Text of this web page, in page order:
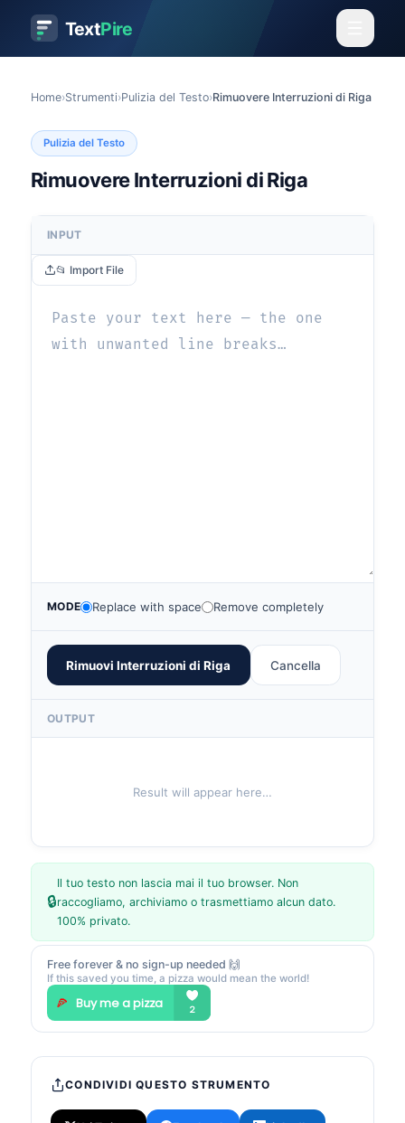
TextPire
Home›Strumenti›Pulizia del Testo›Rimuovere Interruzioni di Riga
Pulizia del Testo
Rimuovere Interruzioni di Riga
INPUT
📂 Import File
MODE Replace with space Remove completely
Rimuovi Interruzioni di Riga Cancella
OUTPUT
Result will appear here…
🔒
Il tuo testo non lascia mai il tuo browser. Non
raccogliamo, archiviamo o trasmettiamo alcun dato.
100% privato.
Free forever & no sign-up needed 🙌
If this saved you time, a pizza would mean the world!
CONDIVIDI QUESTO STRUMENTO